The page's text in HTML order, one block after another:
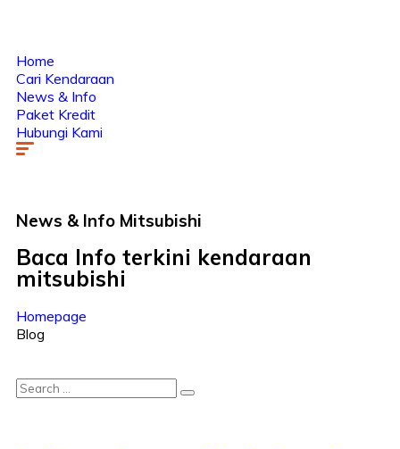
Home
Cari Kendaraan
News & Info
Paket Kredit
Hubungi Kami
News & Info Mitsubishi
Baca Info terkini kendaraan
mitsubishi
Homepage
Blog